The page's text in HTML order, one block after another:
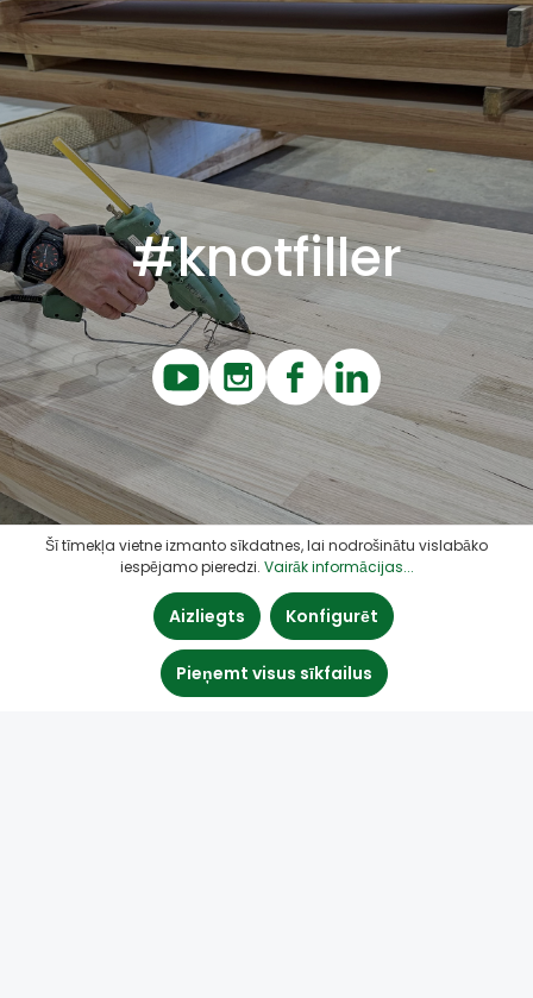
#knotfiller
Šī tīmekļa vietne izmanto sīkdatnes, lai nodrošinātu vislabāko
iespējamo pieredzi. Vairāk informācijas...
Aizliegts Konfigurēt
Pieņemt visus sīkfailus